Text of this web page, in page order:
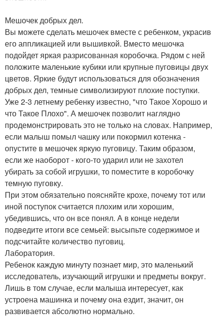
Мешочек добрых дел.
Вы можете сделать мешочек вместе с ребенком, украсив
его аппликацией или вышивкой. Вместо мешочка
подойдет яркая разрисованная коробочка. Рядом с ней
положите маленькие кубики или крупные пуговицы двух
цветов. Яркие будут использоваться для обозначения
добрых дел, темные символизируют плохие поступки.
Уже 2-3 летнему ребенку известно, "что Такое Хорошо и
что Такое Плохо". А мешочек позволит наглядно
продемонстрировать это не только на словах. Например,
если малыш помыл чашку или покормил котенка -
опустите в мешочек яркую пуговицу. Таким образом,
если же наоборот - кого-то ударил или не захотел
убирать за собой игрушки, то поместите в коробочку
темную пуговку.
При этом обязательно поясняйте крохе, почему тот или
иной поступок считается плохим или хорошим,
убедившись, что он все понял. А в конце недели
подведите итоги все семьей: высыпьте содержимое и
подсчитайте количество пуговиц.
Лаборатория.
Ребенок каждую минуту познает мир, это маленький
исследователь, изучающий игрушки и предметы вокруг.
Лишь в том случае, если малыша интересует, как
устроена машинка и почему она ездит, значит, он
развивается абсолютно нормально.